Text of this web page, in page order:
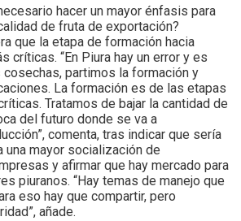
hacer un mayor énfasis para
de fruta de exportación?
que la etapa de formación hacia
críticas. “En Piura hay un error y es
partimos la formación y
La formación es de las etapas
Tratamos de bajar la cantidad de
del futuro donde se va a
comenta, tras indicar que sería
una mayor socialización de
y afirmar que hay mercado para
piuranos. “Hay temas de manejo que
eso hay que compartir, pero
añade.